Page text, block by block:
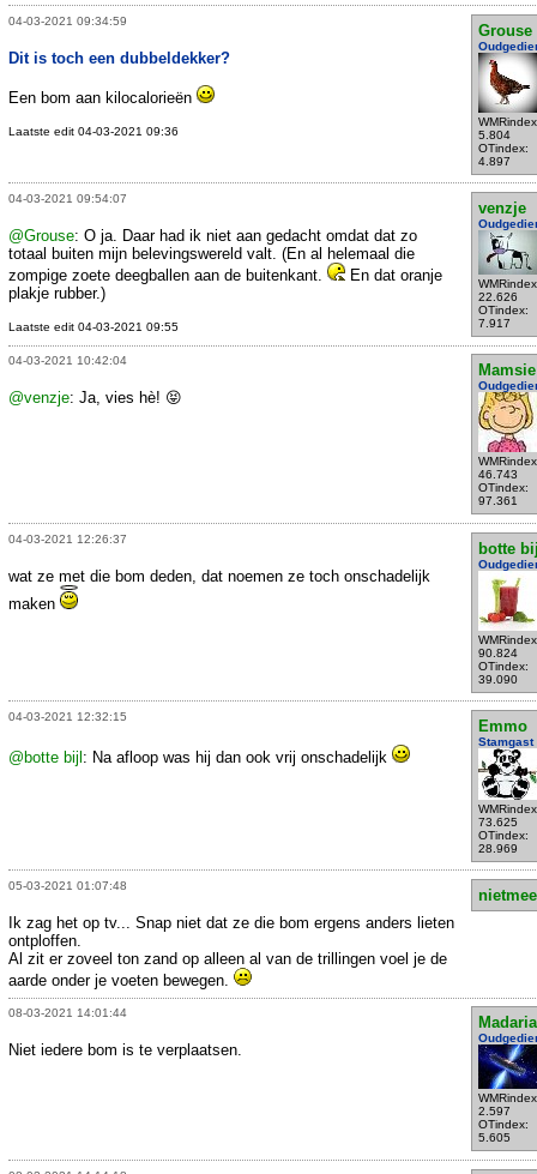
04-03-2021 09:34:59
Grouse
5.804
OTindex:
4.897
Dit is toch een dubbeldekker?
Een bom aan kilocalorieën
Laatste edit 04-03-2021 09:36
04-03-2021 09:54:07
venzje
22.626
OTindex:
7.917
@Grouse: O ja. Daar had ik niet aan gedacht omdat dat zo
totaal buiten mijn belevingswereld valt. (En al helemaal die
zompige zoete deegballen aan de buitenkant.
En dat oranje
plakje rubber.)
Laatste edit 04-03-2021 09:55
04-03-2021 10:42:04
Mamsie
46.743
OTindex:
97.361
@venzje: Ja, vies hè! 😝
04-03-2021 12:26:37
botte
90.824
OTindex:
39.090
wat ze met die bom deden, dat noemen ze toch onschadelijk
maken
04-03-2021 12:32:15
Emmo
Stamgast
73.625
OTindex:
28.969
@botte bijl : Na afloop was hij dan ook vrij onschadelijk
05-03-2021 01:07:48
Ik zag het op tv... Snap niet dat ze die bom ergens anders lieten
ontploffen.
Al zit er zoveel ton zand op alleen al van de trillingen voel je de
aarde onder je voeten bewegen.
08-03-2021 14:01:44
2.597
OTindex:
5.605
Niet iedere bom is te verplaatsen.